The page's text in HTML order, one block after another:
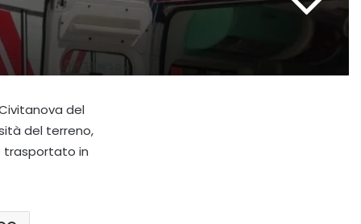
del
del terreno,
trasportato in